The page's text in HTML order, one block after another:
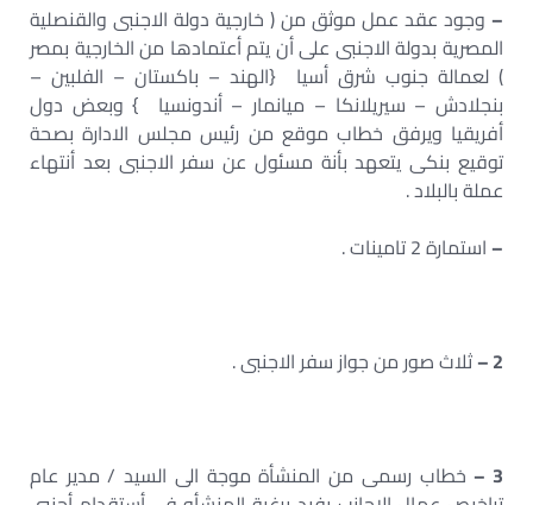
– وجود عقد عمل موثق من ( خارجية دولة الاجنبى والقنصلية
المصرية بدولة الاجنبى على أن يتم أعتمادها من الخارجية بمصر
) لعمالة جنوب شرق أسيا {الهند – باكستان – الفلبين –
بنجلادش – سيريلانكا – ميانمار – أندونسيا } وبعض دول
أفريقيا ويرفق خطاب موقع من رئيس مجلس الادارة بصحة
توقيع بنكى يتعهد بأنة مسئول عن سفر الاجنبى بعد أنتهاء
عملة بالبلاد .
–استمارة 2 تامينات .
2 – ثلاث صور من جواز سفر الاجنبى .
3 – خطاب رسمى من المنشأة موجة الى السيد / مدير عام